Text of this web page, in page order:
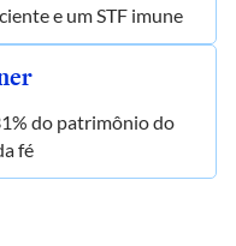
e um STF imune
do patrimônio do
fé